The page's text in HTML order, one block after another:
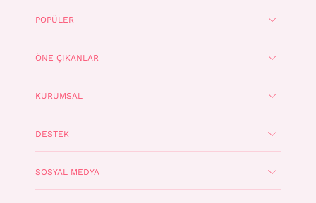
POPÜLER
ÖNE ÇIKANLAR
KURUMSAL
DESTEK
SOSYAL MEDYA